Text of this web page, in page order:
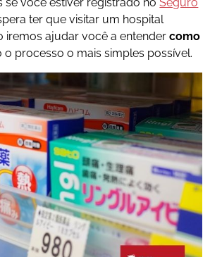
se você estiver registrado noSeguro
ter que visitar um hospital
iremos ajudar você a entendercomo
o processo o mais simples possível.